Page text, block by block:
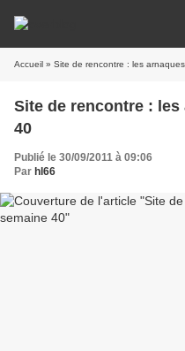
Accueil » Site de rencontre : les
Site de rencontre : les
40
Publié le 30/09/2011 à 09:06
Par hl66